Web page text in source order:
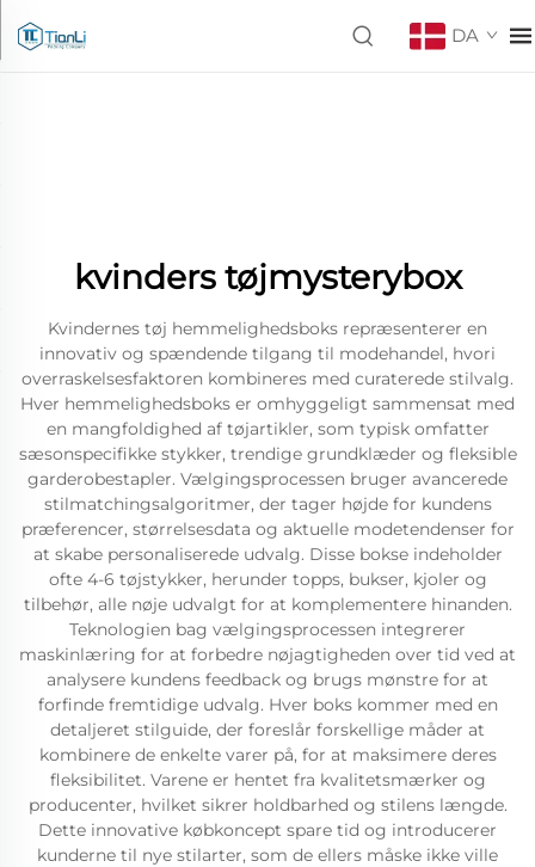
DA
kvinders tøjmysterybox
Kvindernes tøj hemmelighedsboks repræsenterer en
innovativ og spændende tilgang til modehandel, hvori
overraskelsesfaktoren kombineres med curaterede stilvalg.
Hver hemmelighedsboks er omhyggeligt sammensat med
en mangfoldighed af tøjartikler, som typisk omfatter
sæsonspecifikke stykker, trendige grundklæder og fleksible
garderobestapler. Vælgingsprocessen bruger avancerede
stilmatchingsalgoritmer, der tager højde for kundens
præferencer, størrelsesdata og aktuelle modetendenser for
at skabe personaliserede udvalg. Disse bokse indeholder
ofte 4-6 tøjstykker, herunder topps, bukser, kjoler og
tilbehør, alle nøje udvalgt for at komplementere hinanden.
Teknologien bag vælgingsprocessen integrerer
maskinlæring for at forbedre nøjagtigheden over tid ved at
analysere kundens feedback og brugs mønstre for at
forfinde fremtidige udvalg. Hver boks kommer med en
detaljeret stilguide, der foreslår forskellige måder at
kombinere de enkelte varer på, for at maksimere deres
fleksibilitet. Varene er hentet fra kvalitetsmærker og
producenter, hvilket sikrer holdbarhed og stilens længde.
Dette innovative købkoncept spare tid og introducerer
kunderne til nye stilarter, som de ellers måske ikke ville